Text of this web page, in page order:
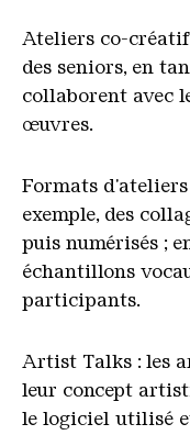
Ateliers co-
des seniors, en
collaborent avec
œuvres.
Formats
exemple, des
puis numérisés ;
échantillons
participants.
Artist Talks : les
leur concept
le logiciel utilisé